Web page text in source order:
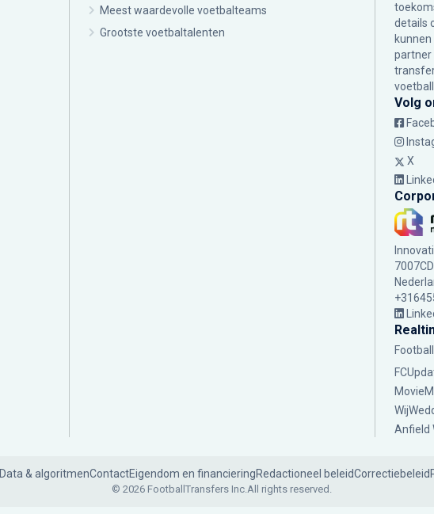
Meest waardevolle voetbalteams
Grootste voetbaltalenten
details
partner
Volg
X
Anfield
Data & algoritmenContactEigendom en financieringRedactioneel beleidCorrectiebeleid
© 2026 FootballTransfers Inc.All rights reserved.